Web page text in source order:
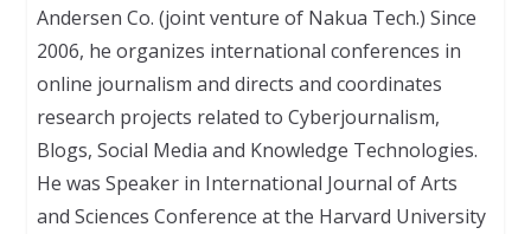
Andersen Co. (joint venture of Nakua Tech.) Since
2006, he organizes international conferences in
online journalism and directs and coordinates
research projects related to Cyberjournalism,
Blogs, Social Media and Knowledge Technologies.
He was Speaker in International Journal of Arts
and Sciences Conference at the Harvard University